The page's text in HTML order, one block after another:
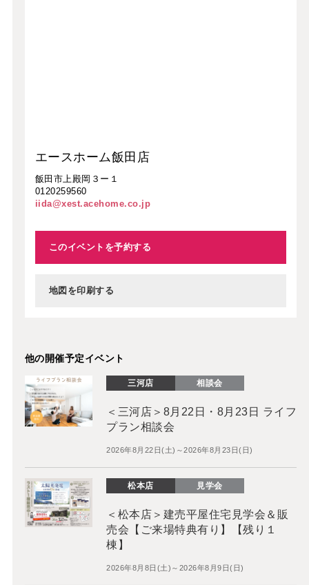
エースホーム飯田店
飯田市上殿岡３ー１
0120259560
iida@xest.acehome.co.jp
このイベントを予約する
地図を印刷する
他の開催予定イベント
三河店 相談会
＜三河店＞8月22日・8月23日 ライフ
プラン相談会
2026年8月22日(土)～2026年8月23日(日)
松本店 見学会
＜松本店＞建売平屋住宅見学会＆販
売会【ご来場特典有り】【残り１
棟】
2026年8月8日(土)～2026年8月9日(日)